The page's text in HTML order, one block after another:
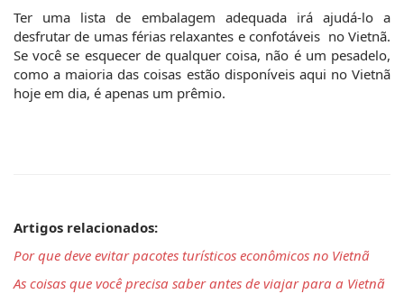
Ter uma lista de embalagem adequada irá ajudá-lo a
desfrutar de umas férias relaxantes e confotáveis  no Vietnã.
Se você se esquecer de qualquer coisa, não é um pesadelo,
como a maioria das coisas estão disponíveis aqui no Vietnã
hoje em dia, é apenas um prêmio.
Artigos relacionados:
Por que deve evitar pacotes turísticos econômicos no Vietnã
As coisas que você precisa saber antes de viajar para a Vietnã